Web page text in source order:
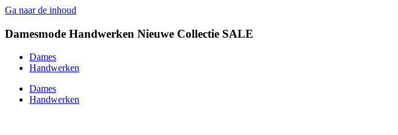
Ga naar de inhoud
Damesmode Handwerken Nieuwe Collectie SALE
Dames
Handwerken
Dames
Handwerken